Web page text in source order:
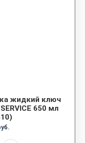
жидкий ключ
650 мл